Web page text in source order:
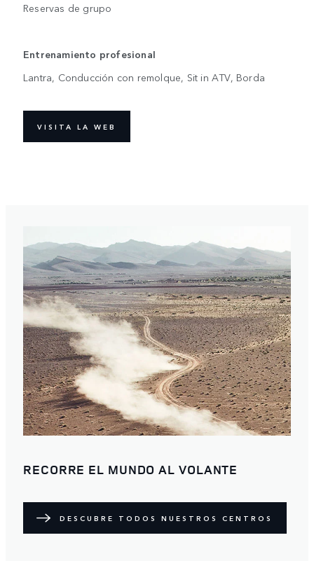
Reservas de grupo
Entrenamiento profesional
Lantra, Conducción con remolque, Sit in ATV, Borda
VISITA LA WEB
RECORRE EL MUNDO AL VOLANTE
DESCUBRE TODOS NUESTROS CENTROS